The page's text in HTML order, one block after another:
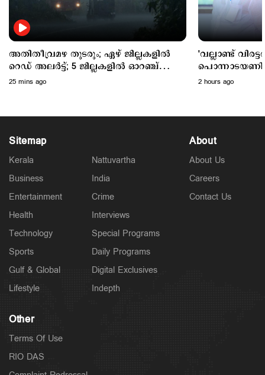
Latest
സ്ഥാപനങ്ങള്‍ക്ക് ഇന്ന് അവധി
2 hours ago
അതിതീവ്രമഴ തുടരും; ഏഴ് ജില്ലകളില്‍
റെഡ് അലര്‍ട്ട്; 5 ജില്ലകളില്‍ ഓറഞ്ച്
അലര്‍ട്ട്
25 mins ago
'വല്ലാണ്ട്
വെല്ലുവിളി
2 hours ago
Sitemap
Kerala
Business
Entertainment
Health
Technology
Sports
Gulf & Global
Lifestyle
Nattuvartha
India
Crime
Interviews
Special Programs
Daily Programs
Digital Exclusives
Indepth
About
About Us
Careers
Contact Us
Other
Terms Of Use
RIO DAS